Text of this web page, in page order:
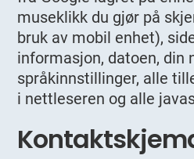
museklikk du gjør på
bruk av mobil enhet),
informasjon, datoen, din
språkinnstillinger, alle
i nettleseren og alle